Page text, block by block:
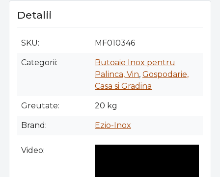
Detalii
SKU MF010346
Categorii
Butoaie Inox pentru
Palinca, Vin, Gospodarie,
Casa si Gradina
Greutate 20 kg
Brand Ezio-Inox
Video